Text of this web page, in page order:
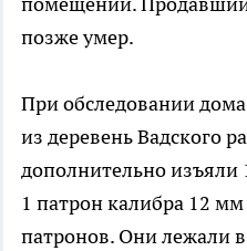
позже умер.
При обследовании
из деревень Вадского
дополнительно изъяли
1 патрон калибра 12
патронов. Они лежали